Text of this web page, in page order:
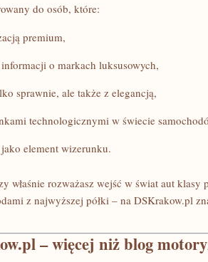
do osób, które:
premium,
o markach luksusowych,
sprawnie, ale także z elegancją,
technologicznymi w świecie
element wizerunku.
właśnie rozważasz wejść w świat aut
z najwyższej półki – na DSKrakow.pl
– więcej niż blog